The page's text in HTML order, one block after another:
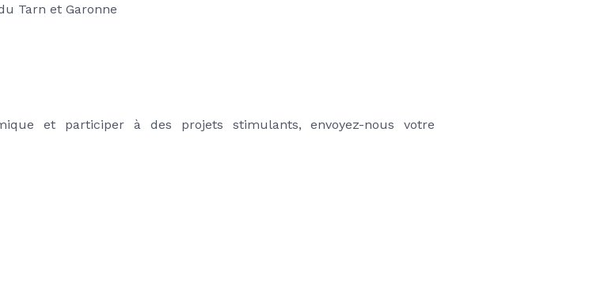
Tarn et Garonne
et participer à des projets stimulants, envoyez-nous votre